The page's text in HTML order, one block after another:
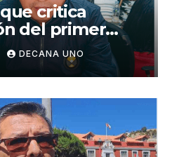
critica
del primer
de Keiko
DECANA UNO